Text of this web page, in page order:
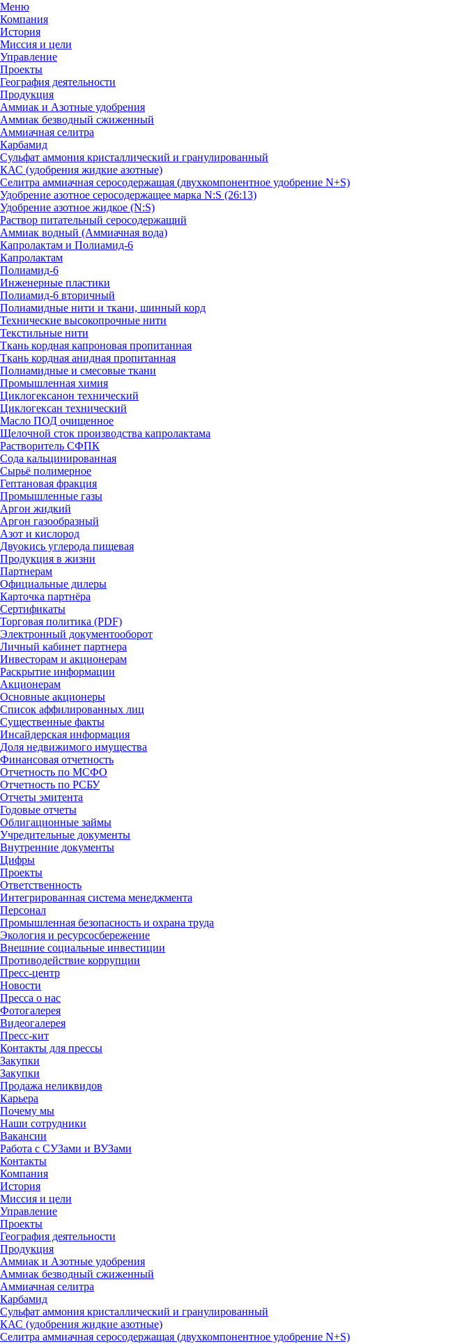
Меню
Компания
История
Миссия и цели
Управление
Проекты
География деятельности
Продукция
Аммиак и Азотные удобрения
Аммиак безводный сжиженный
Аммиачная селитра
Карбамид
Сульфат аммония кристаллический и гранулированный
КАС (удобрения жидкие азотные)
Селитра аммиачная серосодержащая (двухкомпонентное удобрение N+S)
Удобрение азотное серосодержащее марка N:S (26:13)
Удобрение азотное жидкое (N:S)
Раствор питательный серосодержащий
Аммиак водный (Аммиачная вода)
Капролактам и Полиамид-6
Капролактам
Полиамид-6
Инженерные пластики
Полиамид-6 вторичный
Полиамидные нити и ткани, шинный корд
Технические высокопрочные нити
Текстильные нити
Ткань кордная капроновая пропитанная
Ткань кордная анидная пропитанная
Полиамидные и смесовые ткани
Промышленная химия
Циклогексанон технический
Циклогексан технический
Масло ПОД очищенное
Щелочной сток производства капролактама
Растворитель СФПК
Сода кальцинированная
Сырьё полимерное
Гептановая фракция
Промышленные газы
Аргон жидкий
Аргон газообразный
Азот и кислород
Двуокись углерода пищевая
Продукция в жизни
Партнерам
Официальные дилеры
Карточка партнёра
Сертификаты
Торговая политика (PDF)
Электронный документооборот
Личный кабинет партнера
Инвесторам и акционерам
Раскрытие информации
Акционерам
Основные акционеры
Список аффилированных лиц
Существенные факты
Инсайдерская информация
Доля недвижимого имущества
Финансовая отчетность
Отчетность по МСФО
Отчетность по РСБУ
Отчеты эмитента
Годовые отчеты
Облигационные займы
Учредительные документы
Внутренние документы
Цифры
Проекты
Ответственность
Интегрированная система менеджмента
Персонал
Промышленная безопасность и охрана труда
Экология и ресурсосбережение
Внешние социальные инвестиции
Противодействие коррупции
Пресс-центр
Новости
Пресса о нас
Фотогалерея
Видеогалерея
Пресс-кит
Контакты для прессы
Закупки
Закупки
Продажа неликвидов
Карьера
Почему мы
Наши сотрудники
Вакансии
Работа с СУЗами и ВУЗами
Контакты
Компания
История
Миссия и цели
Управление
Проекты
География деятельности
Продукция
Аммиак и Азотные удобрения
Аммиак безводный сжиженный
Аммиачная селитра
Карбамид
Сульфат аммония кристаллический и гранулированный
КАС (удобрения жидкие азотные)
Селитра аммиачная серосодержащая (двухкомпонентное удобрение N+S)